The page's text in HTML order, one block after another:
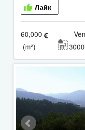
Лайк
60,000
(m²)